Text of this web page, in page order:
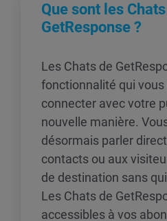
Que sont les
GetResponse ?
Les Chats de
fonctionnalité qui
connecter avec votre
nouvelle manière.
désormais parler
contacts ou aux
de destination sans
Les Chats de
accessibles à vos